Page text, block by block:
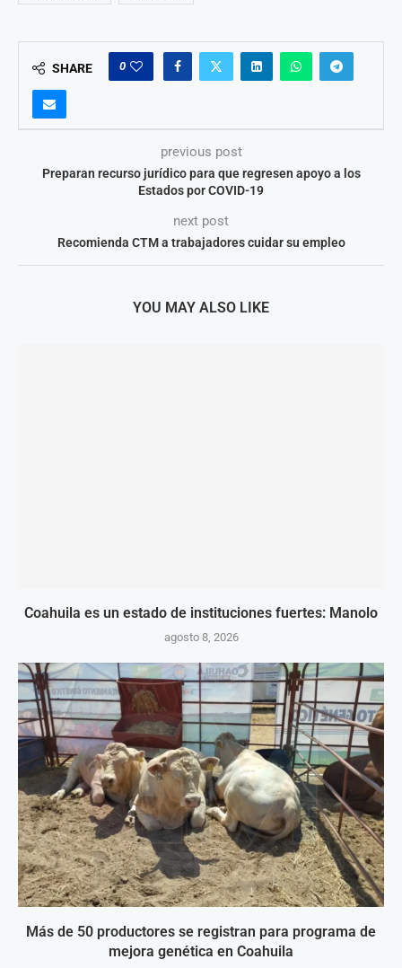
SHARE 0
previous post
Preparan recurso jurídico para que regresen apoyo a los
Estados por COVID-19
next post
Recomienda CTM a trabajadores cuidar su empleo
YOU MAY ALSO LIKE
Coahuila es un estado de instituciones fuertes: Manolo
agosto 8, 2026
Más de 50 productores se registran para programa de
mejora genética en Coahuila